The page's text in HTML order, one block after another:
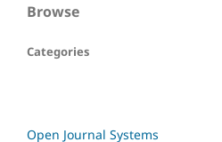
Browse
Categories
Open Journal Systems